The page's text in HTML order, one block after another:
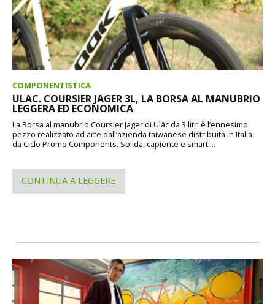
COMPONENTISTICA
ULAC. COURSIER JAGER 3L, LA BORSA AL MANUBRIO
LEGGERA ED ECONOMICA
La Borsa al manubrio Coursier Jager di Uläc da 3 litri è l’ennesimo
pezzo realizzato ad arte dall’azienda taiwanese distribuita in Italia
da Ciclo Promo Components. Solida, capiente e smart,...
CONTINUA A LEGGERE